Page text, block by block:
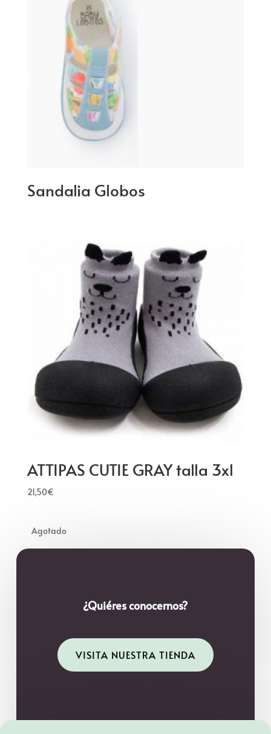
Sandalia Globos
ATTIPAS CUTIE GRAY talla 3xl
21,50€
¿Quiéres conocernos?
VISITA NUESTRA TIENDA